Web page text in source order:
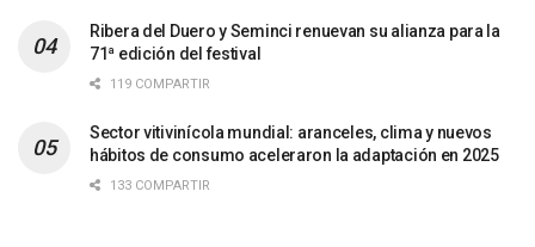
Ribera del Duero y Seminci renuevan su alianza para la
71ª edición del festival
119 COMPARTIR
Sector vitivinícola mundial: aranceles, clima y nuevos
hábitos de consumo aceleraron la adaptación en 2025
133 COMPARTIR